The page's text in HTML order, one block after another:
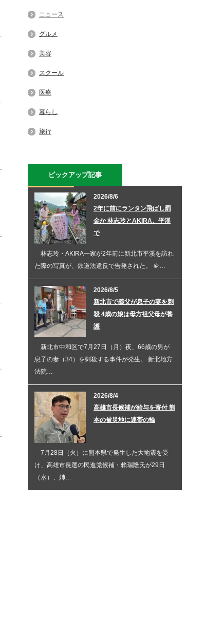
ニュース
グルメ
美容
スクール
医療
暮らし
旅行
ピックアップ記事
2026/8/6
2年に前にランタン飛ばし罰
金か 林志玲とAKIRA、平溪
で
林志玲・AKIRA一家が2年前に新北市平溪を訪れ
た際の写真が、鉄道法違反で告発された。 ＠…
2026/8/5
新北市で義父が息子の妻を刺
殺 4歳の娘は母方祖父母が養
護
新北市中和区で7月27日（月）夜、66歳の男が
息子の妻（34）を刺殺する事件が発生。 新北地方
法院…
2026/8/4
高雄市長候補が給与を寄付 熊
本の被災地に連帯の輪
7月28日（火）に熊本県で発生した大地震を受
け、高雄市長選の民進党候補・賴瑞隆氏が29日
（水）、姉…